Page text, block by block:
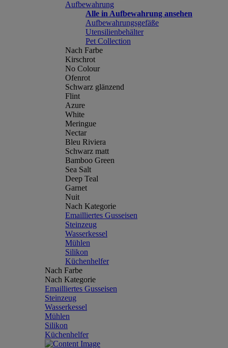
Aufbewahrung
Alle in Aufbewahrung ansehen
Aufbewahrungsgefäße
Utensilienbehälter
Pet Collection
Nach Farbe
Kirschrot
No Colour
Ofenrot
Schwarz glänzend
Flint
Azure
White
Meringue
Nectar
Bleu Riviera
Schwarz matt
Bamboo Green
Sea Salt
Deep Teal
Garnet
Nuit
Nach Kategorie
Emailliertes Gusseisen
Steinzeug
Wasserkessel
Mühlen
Silikon
Küchenhelfer
Nach Farbe
Nach Kategorie
Emailliertes Gusseisen
Steinzeug
Wasserkessel
Mühlen
Silikon
Küchenhelfer